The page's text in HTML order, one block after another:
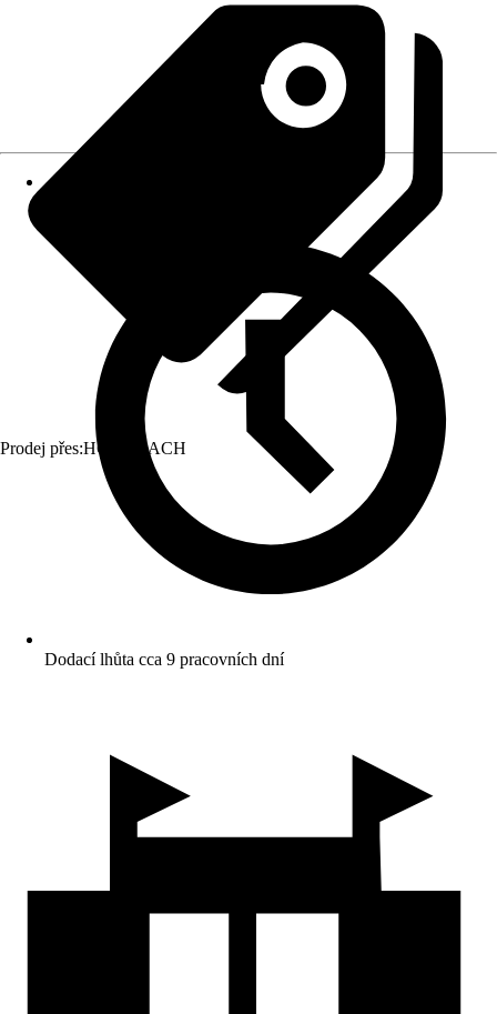
Prodej přes:HORNBACH
Dodací lhůta cca 9 pracovních dní